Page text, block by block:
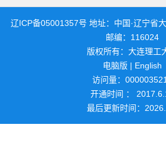
辽ICP备05001357号 地址：中国·辽宁省
邮编：116024
版权所有：大连理工
电脑版 | English
访问量：
开通时间 ： 2017 6
最后更新时间： 2026